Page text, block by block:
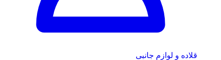
قلاده و لوازم جانبی